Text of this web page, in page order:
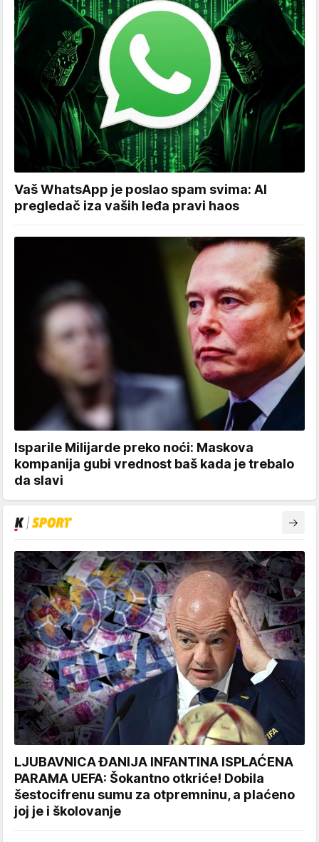
Vaš WhatsApp je poslao spam svima: AI
pregledač iza vaših leđa pravi haos
Isparile Milijarde preko noći: Maskova
kompanija gubi vrednost baš kada je trebalo
da slavi
LJUBAVNICA ĐANIJA INFANTINA ISPLAĆENA
PARAMA UEFA: Šokantno otkriće! Dobila
šestocifrenu sumu za otpremninu, a plaćeno
joj je i školovanje